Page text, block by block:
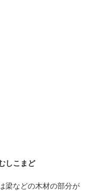
しこまど
梁などの木材の部分が